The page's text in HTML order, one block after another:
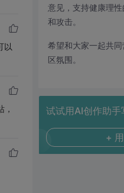
以
意见，支持健康理
和攻击。
希望和大家一起共
区氛围。
试试用AI创作助手
+